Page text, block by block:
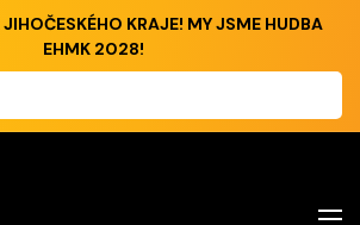
KRAJE! MY JSME HUDBA
EHMK 2028!